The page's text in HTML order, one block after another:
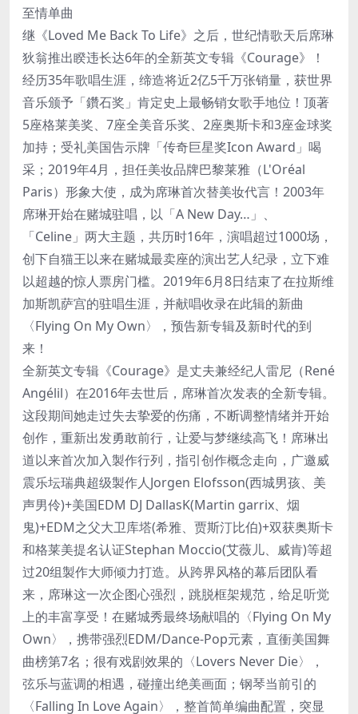
至情单曲
继《Loved Me Back To Life》之后，世纪情歌天后席琳
狄翁推出睽违长达6年的全新英文专辑《Courage》！
经历35年歌唱生涯，缔造将近2亿5千万张销量，获世界
音乐颁予「鑽石奖」肯定史上最畅销女歌手地位！顶著
5座格莱美奖、7座全美音乐奖、2座奥斯卡和3座金球奖
加持；受礼美国告示牌「传奇巨星奖Icon Award」喝
采；2019年4月，担任美妆品牌巴黎莱雅（L'Oréal
Paris）形象大使，成为席琳首次替美妆代言！2003年
席琳开始在赌城驻唱，以「A New Day…」、
「Celine」两大主题，共历时16年，演唱超过1000场，
创下自猫王以来在赌城最卖座的演出艺人纪录，立下难
以超越的惊人票房门槛。2019年6月8日结束了在拉斯维
加斯凯萨宫的驻唱生涯，并献唱收录在此辑的新曲
〈Flying On My Own〉，预告新专辑及新时代的到
来！
全新英文专辑《Courage》是丈夫兼经纪人雷尼（René
Angélil）在2016年去世后，席琳首次发表的全新专辑。
这段期间她走过失去挚爱的伤痛，不断调整情绪并开始
创作，重新出发勇敢前行，让爱与梦继续高飞！席琳出
道以来首次加入製作行列，指引创作概念走向，广邀威
震乐坛瑞典超级製作人Jorgen Elofsson(西城男孩、美
声男伶)+美国EDM DJ DallasK(Martin garrix、烟
鬼)+EDM之父大卫库塔(希雅、贾斯汀比伯)+双获奥斯卡
和格莱美提名认证Stephan Moccio(艾薇儿、威肯)等超
过20组製作大师倾力打造。从跨界风格的幕后团队看
来，席琳这一次企图心强烈，跳脱框架规范，给足听觉
上的丰富享受！在赌城秀最终场献唱的〈Flying On My
Own〉，携带强烈EDM/Dance-Pop元素，直衝美国舞
曲榜第7名；很有戏剧效果的〈Lovers Never Die〉，
弦乐与蓝调的相遇，碰撞出绝美画面；钢琴当前引的
〈Falling In Love Again〉，整首简单编曲配置，突显